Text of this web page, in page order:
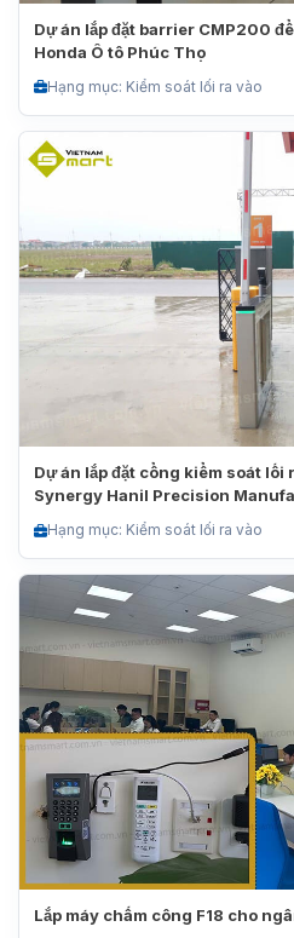
Dự án lắp đặt barrier CMP200
Honda Ô tô Phúc Thọ
Hạng mục: Kiểm soát lối ra vào
Dự án lắp đặt cổng kiểm soát lối
Synergy Hanil Precision
Hạng mục: Kiểm soát lối ra vào
Lắp máy chấm công F18 cho